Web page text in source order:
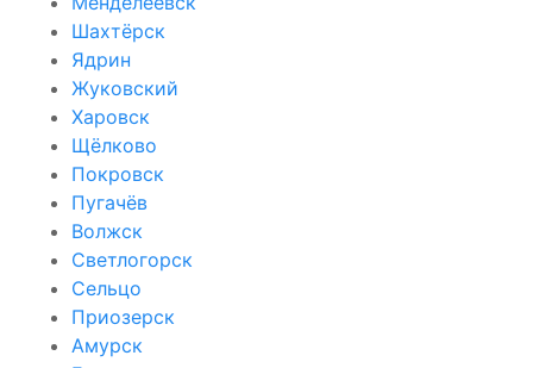
Шахтёрск
Ядрин
Жуковский
Харовск
Щёлково
Покровск
Пугачёв
Волжск
Светлогорск
Сельцо
Приозерск
Амурск